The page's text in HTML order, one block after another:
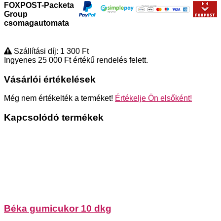
FOXPOST-Packeta
Group
csomagautomata
Szállítási díj: 1 300 Ft
Ingyenes 25 000 Ftértékű rendelés felett.
Vásárlói értékelések
Még nem értékelték a terméket! Értékelje Ön elsőként!
Kapcsolódó termékek
Béka gumicukor 10 dkg